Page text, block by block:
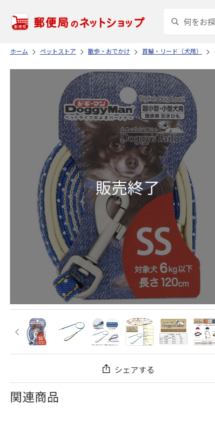
ホーム ペットストア 散歩・おでかけ 首輪・リード（犬用）
シェアする
関連商品